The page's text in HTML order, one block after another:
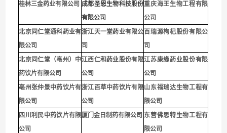
桂林三金药业有限公司 成都圣恩生物科技股份
有限公司
重庆海王生物工程有限
公司
北京同仁堂通科药业有
限公司
浙江天一堂药业有限公
司
百瑞源枸杞股份有限公
司
北京同仁堂（亳州）中
药饮片有限公司
江西仁和药业股份有限
公司
江苏康缘药业股份有限
公司
亳州张仲景中药饮片有
限公司
浙江百草中药饮片有限
公司
山东福瑞达生物工程有
限公司
四川利民中药饮片有限
公司
厦门金日制药有限公司 东营佛思特生物工程有
限公司